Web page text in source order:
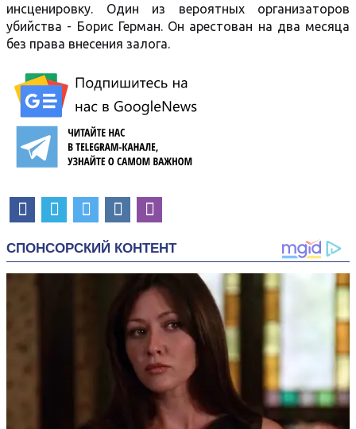
инсценировку. Один из вероятных организаторов
убийства - Борис Герман. Он арестован на два месяца
без права внесения залога.